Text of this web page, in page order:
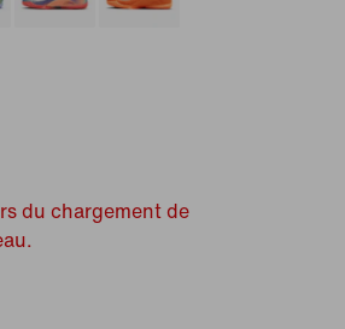
du chargement de